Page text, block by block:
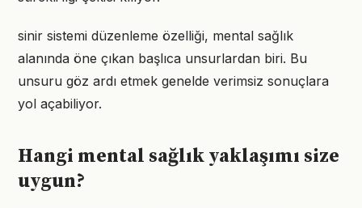
sinir sistemi düzenleme özelliği, mental sağlık
alanında öne çıkan başlıca unsurlardan biri. Bu
unsuru göz ardı etmek genelde verimsiz sonuçlara
yol açabiliyor.
Hangi mental sağlık yaklaşımı size
uygun?